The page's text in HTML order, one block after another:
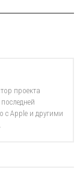
проекта
с Apple и другими